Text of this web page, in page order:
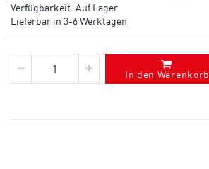
Verfügbarkeit: Auf Lager
Lieferbar in 3-6 Werktagen
In den Warenkorb